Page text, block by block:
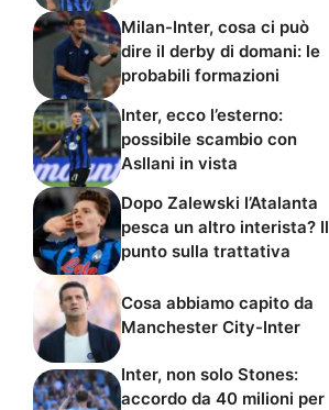
Milan-Inter, cosa ci può
dire il derby di domani: le
probabili formazioni
Inter, ecco l’esterno:
possibile scambio con
Asllani in vista
Dopo Zalewski l’Atalanta
pesca un altro interista? Il
punto sulla trattativa
Cosa abbiamo capito da
Manchester City-Inter
Inter, non solo Stones:
accordo da 40 milioni per